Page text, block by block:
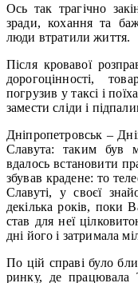
Ось так трагічно
зради, кохання та
люди втратили життя.
Після кровавої
дорогоцінності,
погрузив у таксі і
замести сліди і
Дніпропетровськ –
Славута: таким був
вдалось встановити
збував крадене: то
Славуті, у своєї
декілька років, поки
став для неї
дні його і затримала
По цій справі було
ринку, де працювала